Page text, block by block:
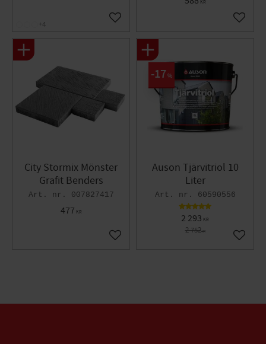
Lägg till i favoriter
+4
KR
Lägg
City Stormix Mönster
Grafit Benders
007827417
477 KR
Lägg till i favoriter
Auson Tjärvitriol 10
Liter
60590556
2 293 KR
2 752KR
17 %
Lägg